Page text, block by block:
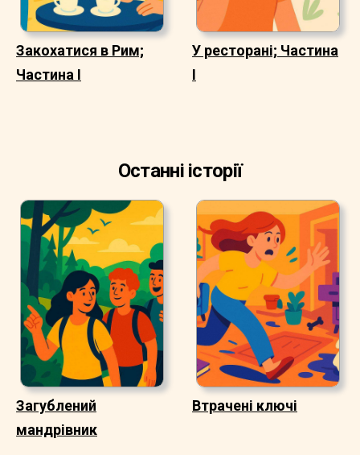
Закохатися в Рим;
Частина I
У ресторані; Частина
I
Останні історії
Загублений
мандрівник
Втрачені ключі